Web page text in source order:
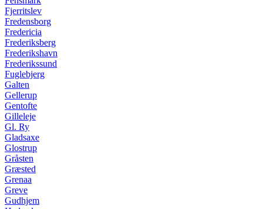
Fjerritslev
Fredensborg
Fredericia
Frederiksberg
Frederikshavn
Frederikssund
Fuglebjerg
Galten
Gellerup
Gentofte
Gilleleje
Gl. Ry
Gladsaxe
Glostrup
Gråsten
Græsted
Grenaa
Greve
Gudhjem